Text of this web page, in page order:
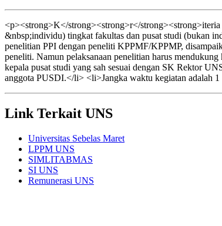
<p><strong>K</strong><strong>r</
&nbsp;individu) tingkat fakultas dan pusat studi (bukan
penelitian PPI dengan peneliti KPPMF/KPPMP,
peneliti. Namun pelaksanaan penelitian harus
kepala pusat studi yang sah sesuai dengan SK Rektor
anggota PUSDI.</li> <li>Jangka waktu kegiatan adalah
Link Terkait UNS
Universitas Sebelas Maret
LPPM UNS
SIMLITABMAS
SI UNS
Remunerasi UNS